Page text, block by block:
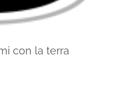
con la terra